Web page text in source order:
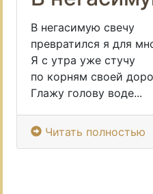
В негасимую свечу
превратился я для
Я с утра уже стучу
по корням своей
Глажу голову воде...
Читать полностью